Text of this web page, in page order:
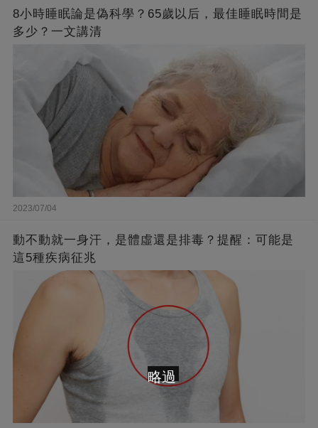
8小時睡眠論是偽科學？65歲以后，最佳睡眠時間是
多少？一文講清
2023/07/04
動不動就一身汗，是體虛還是排毒？提醒：可能是
這5種疾病征兆
略過